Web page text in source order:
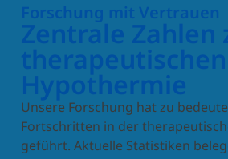
Forschung mit Vertrauen
Zentrale Zahlen
therapeutischen
Hypothermie
Unsere Forschung hat zu
Fortschritten in der
geführt. Aktuelle Statistiken